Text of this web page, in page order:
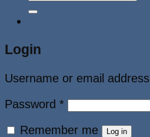
Login
Username or email address
Password *
Remember me
Log in